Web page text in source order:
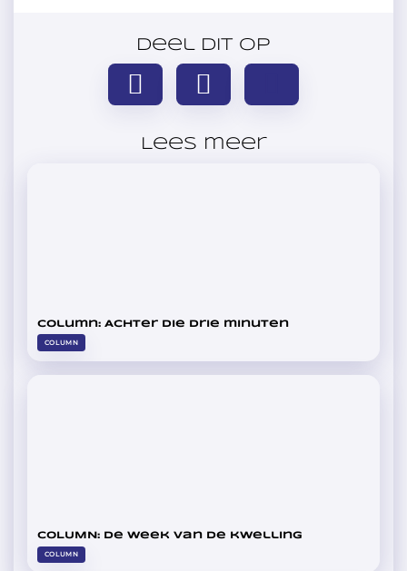
Deel dit op
Lees meer
Column: Achter die drie minuten
COLUMN
COLUMN: De week van de kwelling
COLUMN